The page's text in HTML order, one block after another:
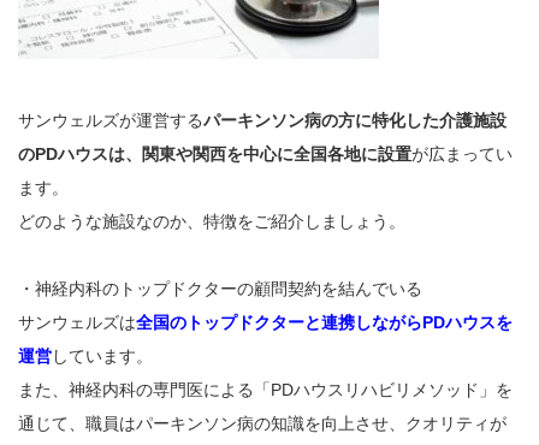
サンウェルズが運営するパーキンソン病の方に特化した介護施設
のPDハウスは、関東や関西を中心に全国各地に設置が広まってい
ます。
どのような施設なのか、特徴をご紹介しましょう。
・神経内科のトップドクターの顧問契約を結んでいる
サンウェルズは全国のトップドクターと連携しながらPDハウスを
運営しています。
また、神経内科の専門医による「PDハウスリハビリメソッド」を
通じて、職員はパーキンソン病の知識を向上させ、クオリティが